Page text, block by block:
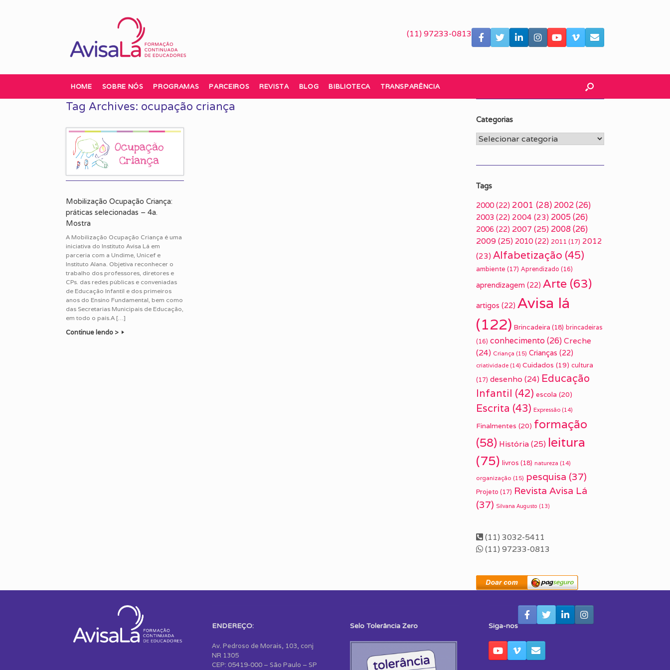
(11) 97233-0813
HOME SOBRE NÓS PROGRAMAS PARCEIROS REVISTA BLOG BIBLIOTECA TRANSPARÊNCIA
Tag Archives: ocupação criança
Mobilização Ocupação Criança:
práticas selecionadas – 4a.
Mostra
A Mobilização Ocupação Criança é uma
iniciativa do Instituto Avisa Lá em
parceria com a Undime, Unicef e
Instituto Alana. Objetiva reconhecer o
trabalho dos professores, diretores e
CPs. das redes públicas e conveniadas
de Educação Infantil e dos primeiros
anos do Ensino Fundamental, bem como
das Secretarias Municipais de Educação,
em todo o país.A […]
Continue lendo >
Categorias
Categorias
Tags
2000 (22) 2001 (28) 2002(26)
2003 (22) 2004 (23) 2005 (26)
2006 (22) 2007 (25) 2008(26)
2009(25) 2010 (22) 2011 (17) 2012
(23) Alfabetização (45)
ambiente (17) Aprendizado (16)
aprendizagem (22) Arte (63)
artigos (22) Avisa lá
(122) Brincadeira (18) brincadeiras
(16) conhecimento(26) Creche
(24) Criança (15) Crianças (22)
criatividade (14) Cuidados (19) cultura
(17) desenho (24) Educação
Infantil (42) escola (20)
Escrita (43) Expressão (14)
Finalmentes (20) formação
(58) História(25) leitura
(75) livros (18) natureza (14)
organização (15) pesquisa (37)
Projeto (17) Revista Avisa Lá
(37) Silvana Augusto (13)
(11) 3032-5411
(11) 97233-0813
ENDEREÇO:
Av. Pedroso de Morais, 103, conj
NR 1305
CEP: 05419-000 – São Paulo – SP
Selo Tolerância Zero Siga-nos